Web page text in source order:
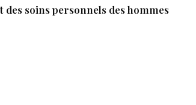
des soins personnels des hommes